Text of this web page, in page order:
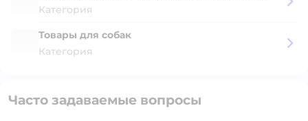
Категория
Товары для собак
Категория
Часто задаваемые вопросы